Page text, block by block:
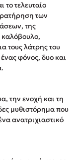
Άδη της
μέρα!
τον Άκη
σε μετωπική
τελευταίο
των
της
καλόβουλο,
τους λάτρης του
ένας φόνος, δυο και
την ενοχή και τη
μυθιστόρημα που
ανατριχιαστικό